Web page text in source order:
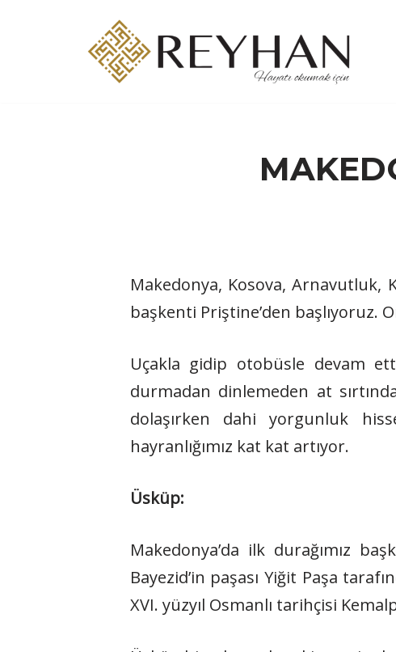
Makedonya, Kosova, Arnavutluk,
başkenti Priştine’den başlıyoruz.
Uçakla gidip otobüsle devam
durmadan dinlemeden at
dolaşırken dahi yorgunluk
hayranlığımız kat kat artıyor.
Üsküp:
Makedonya’da ilk durağımız
Bayezid’in paşası Yiğit Paşa
XVI. yüzyıl Osmanlı tarihçisi